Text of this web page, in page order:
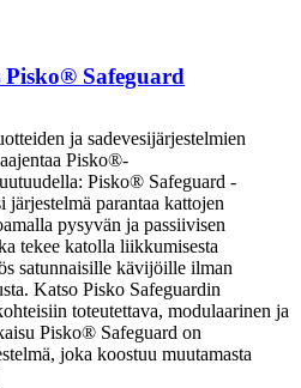
Safeguard
ja sadevesijärjestelmien
Pisko®-
Pisko® Safeguard -
parantaa kattojen
pysyvän ja passiivisen
tekee katolla liikkumisesta
satunnaisille kävijöille ilman
Katso Pisko Safeguardin
toteutettava, modulaarinen ja
Pisko® Safeguard on
joka koostuu muutamasta